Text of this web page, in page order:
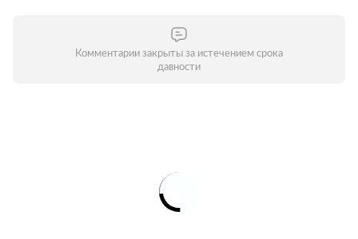
Комментарии закрыты за истечением срока
давности